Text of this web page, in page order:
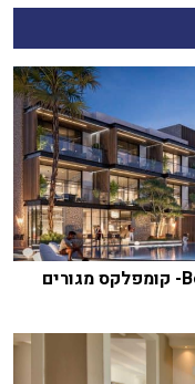
קבוצת בל נדל"ן משיקה את Bell Village- קומפלקס מגורים